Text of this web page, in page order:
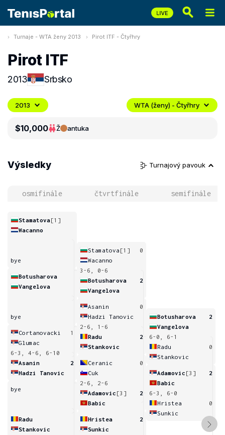
Turnaje - WTA ženy 2013 Pirot ITF - Čtyřhry
Pirot ITF
2013 Srbsko
2013 WTA (ženy) - Čtyřhry
$10,000 Ž antuka
Výsledky Turnajový pavouk
osmifinále čtvrtfinále semifinále
Stamatova[1]
Wacanno
bye
Botusharova
Vangelova
bye
Cortanovacki
1
Glumac
6-3, 4-6, 6-10
Asanin
2
Hadzi Tanovic
bye
Radu
Stankovic
Stamatova [1]
0
Wacanno
3-6, 0-6
Botusharova
2
Vangelova
Asanin
0
Hadzi Tanovic
2-6, 1-6
Radu
2
Stankovic
Ceranic
0
Cuk
2-6, 2-6
Adamovic [3]
2
Babic
Hristea
2
Sunkic
Botusharova
2
Vangelova
6-0, 6-1
Radu
0
Stankovic
Adamovic [3]
2
Babic
6-3, 6-0
Hristea
0
Sunkic